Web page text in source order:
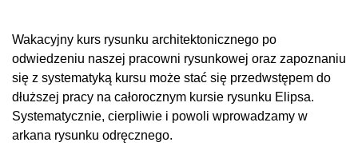
Wakacyjny kurs rysunku architektonicznego po
odwiedzeniu naszej pracowni rysunkowej oraz zapoznaniu
się z systematyką kursu może stać się przedwstępem do
dłuższej pracy na całorocznym kursie rysunku Elipsa.
Systematycznie, cierpliwie i powoli wprowadzamy w
arkana rysunku odręcznego.